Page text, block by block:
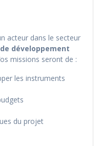
acteur dans le secteur
développement
missions seront de :
les instruments
du projet